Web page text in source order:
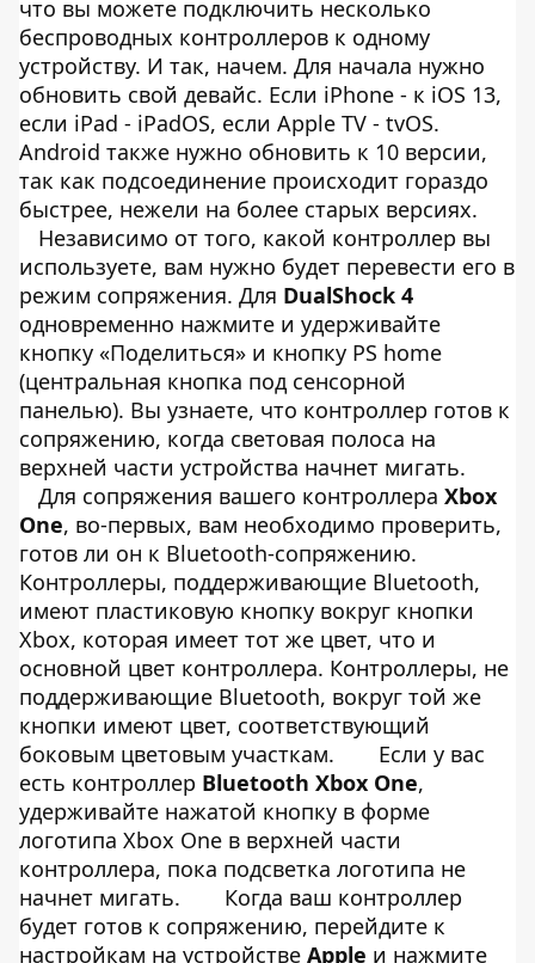
что вы можете подключить несколько
беспроводных контроллеров к одному
устройству. И так, начем. Для начала нужно
обновить свой девайс. Если iPhone - к iOS 13,
если iPad - iPadOS, если Apple TV - tvOS.
Android также нужно обновить к 10 версии,
так как подсоединение происходит гораздо
быстрее, нежели на более старых версиях.
Независимо от того, какой контроллер вы
используете, вам нужно будет перевести его в
режим сопряжения. Для DualShock 4
одновременно нажмите и удерживайте
кнопку «Поделиться» и кнопку PS home
(центральная кнопка под сенсорной
панелью). Вы узнаете, что контроллер готов к
сопряжению, когда световая полоса на
верхней части устройства начнет мигать.
Для сопряжения вашего контроллера Xbox
One, во-первых, вам необходимо проверить,
готов ли он к Bluetooth-сопряжению.
Контроллеры, поддерживающие Bluetooth,
имеют пластиковую кнопку вокруг кнопки
Xbox, которая имеет тот же цвет, что и
основной цвет контроллера. Контроллеры, не
поддерживающие Bluetooth, вокруг той же
кнопки имеют цвет, соответствующий
боковым цветовым участкам.
Если у вас
есть контроллер Bluetooth Xbox One,
удерживайте нажатой кнопку в форме
логотипа Xbox One в верхней части
контроллера, пока подсветка логотипа не
начнет мигать.
Когда ваш контроллер
будет готов к сопряжению, перейдите к
настройкам на устройстве Apple и нажмите